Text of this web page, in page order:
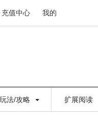
充值中心 我的
玩法/攻略 扩展阅读